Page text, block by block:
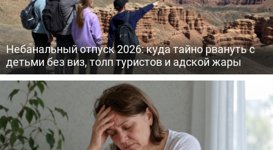
Небанальный отпуск 2026: куда тайно рвануть с
детьми без виз, толп туристов и адской жары